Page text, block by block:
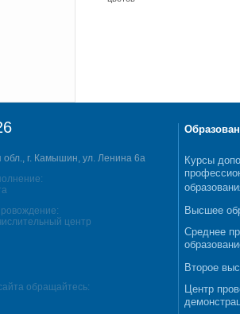
обл., г. Камышин, ул. Ленина 6а
центр
обращайтесь:
Курсы
Высшее
Среднее
Второе
Центр